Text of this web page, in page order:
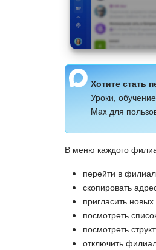
Хотите стать
Уроки,
Max для
В меню каждого
перейти в
скопировать
пригласить
посмотреть
посмотреть
отключить